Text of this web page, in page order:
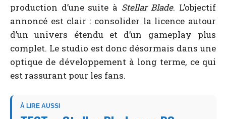
production d’une suite à Stellar Blade. L’objectif
annoncé est clair : consolider la licence autour
d’un univers étendu et d’un gameplay plus
complet. Le studio est donc désormais dans une
optique de développement à long terme, ce qui
est rassurant pour les fans.
À LIRE AUSSI